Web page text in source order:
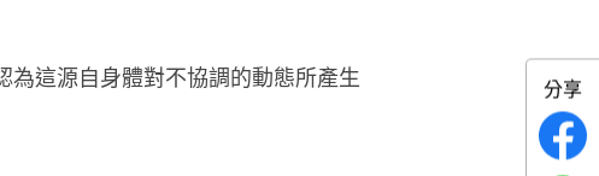
為這源自身體對不協調的動態所產生
分享